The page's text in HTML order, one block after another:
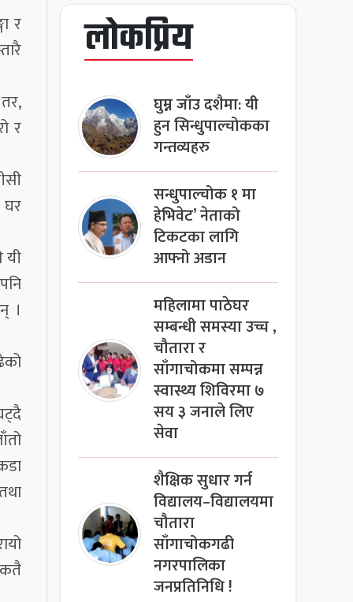
र
र
घर
यी
।
लोकप्रिय
घुम्न जाँउ दशैमा: यी
हुन सिन्धुपाल्चोकका
गन्तव्यहरु
सन्धुपाल्चोक १ मा
हेभिवेट’ नेताको
टिकटका लागि
आफ्नो अडान
महिलामा पाठेघर
सम्बन्धी समस्या उच्च ,
चौतारा र
साँगाचोकमा सम्पन्न
स्वास्थ्य शिविरमा ७
सय ३ जनाले लिए
सेवा
शैक्षिक सुधार गर्न
विद्यालय–विद्यालयमा
चौतारा
साँगाचोकगढी
नगरपालिका
जनप्रतिनिधि !